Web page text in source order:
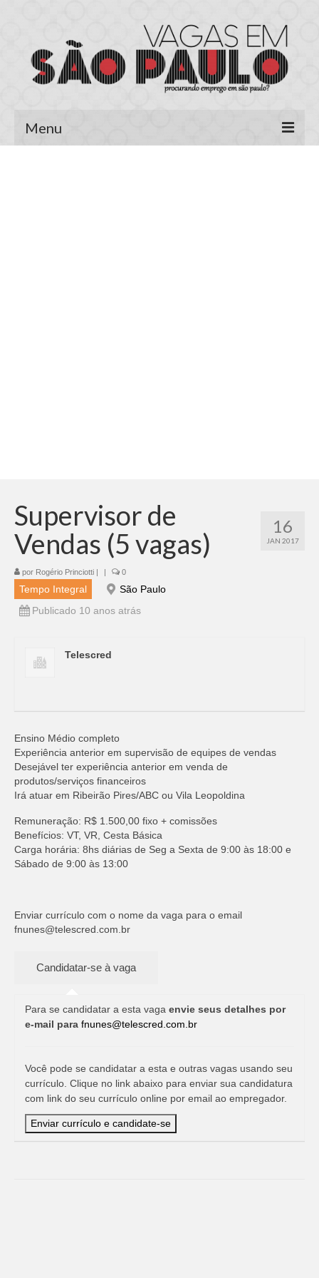
Menu
16
JAN 2017
Supervisor de
Vendas (5 vagas)
por Rogério Princiotti | | 0
Tempo Integral
São Paulo
Publicado 10 anos atrás
Telescred
Ensino Médio completo
Experiência anterior em supervisão de equipes de vendas
Desejável ter experiência anterior em venda de
produtos/serviços financeiros
Irá atuar em Ribeirão Pires/ABC ou Vila Leopoldina
Remuneração: R$ 1.500,00 fixo + comissões
Benefícios: VT, VR, Cesta Básica
Carga horária: 8hs diárias de Seg a Sexta de 9:00 às 18:00 e
Sábado de 9:00 às 13:00
Enviar currículo com o nome da vaga para o email
fnunes@telescred.com.br
Para se candidatar a esta vaga envie seus detalhes por
e-mail para fnunes@telescred.com.br
Você pode se candidatar a esta e outras vagas usando seu
currículo. Clique no link abaixo para enviar sua candidatura
com link do seu currículo online por email ao empregador.